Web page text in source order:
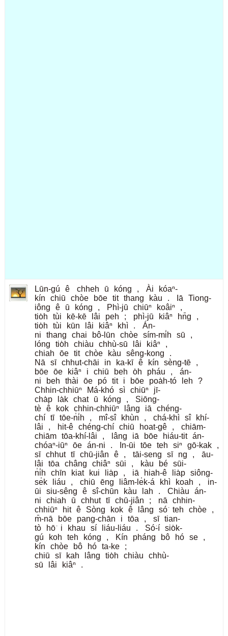
Lūn-gú ê chheh ū kóng , Ài
kóaⁿ-
kín
chiū chòe bōe tit thang kàu . Iā
Tiong-
iông
ê ū kóng , Phì-jū chiūⁿ koâiⁿ
,
tio̍h
tùi kē-kē lâi peh ; phì-jū kiâⁿ hn̄g
,
tio̍h
tùi kūn lâi kiâⁿ khì .
Án-
ni
thang chai bô-lūn chòe sím-mi̍h sū
,
lóng
tio̍h chiàu chhù-sū lâi kiâⁿ
,
chiah
ōe tit chòe kàu sêng-kong
.
Nā
sī chhut-chāi in ka-kī ê kín sèng-tē
,
bōe ōe kiâⁿ i chiū beh o̍h pháu ,
án-
ni
beh thài ōe pó tit i bōe poa̍h-tó leh
?
Chhin-chhiūⁿ
Má-khó sì chiūⁿ
jī-
cha̍p
la̍k chat ū kóng ,
Siōng-
tè ê kok chhin-chhiūⁿ lâng iā
chéng-
chí tī tōe-n̍i̍h , mî-sî khùn , chá-khì sî
khí-
lâi
, hit-ê chéng-chí chiū hoat-gê ,
chiām-
chiām tōa-khí-lâi , lâng iā bōe hiáu-tit án-
chóaⁿ-iūⁿ
ōe án-ni . In-ūi tōe teh siⁿ gō͘-kak
,
sī chhut tī chū-jiân ê , tāi-seng sī ng ,
āu-
lâi
tōa châng chiâⁿ sūi , kàu bé sūi-
n̍i̍h
chīn kiat kui lia̍p , iā hiah-ê lia̍p siông-
se̍k
liáu , chiū ēng liâm-le̍k-á khì koah ,
in-
ūi
siu-sêng ê sî-chūn kàu lah . Chiàu
án-
ni
chiah ū chhut tī chū-jiân ; nā
chhin-
chhiūⁿ
hit ê Sòng kok ê lâng só͘ teh chòe
,
m̄-nā
bōe pang-chān i tōa , sī tian-
tò
hō͘ i khau sí liáu-liáu . Só͘-í sio̍k-
gú
koh teh kóng , Kín pháng bô hó se
,
kín
chòe bô hó ta-ke
;
chiū
sī kah lâng tio̍h chiàu
chhù-
sū
lâi kiâⁿ .